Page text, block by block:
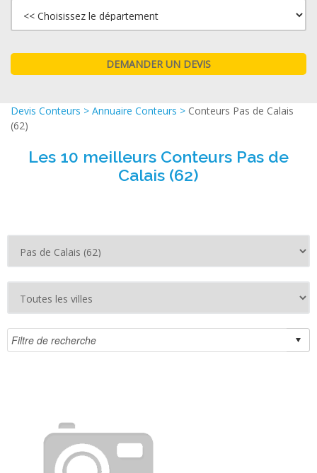
Devis Conteurs > Annuaire Conteurs > Conteurs Pas de Calais
(62)
Les 10 meilleurs Conteurs Pas de
Calais (62)